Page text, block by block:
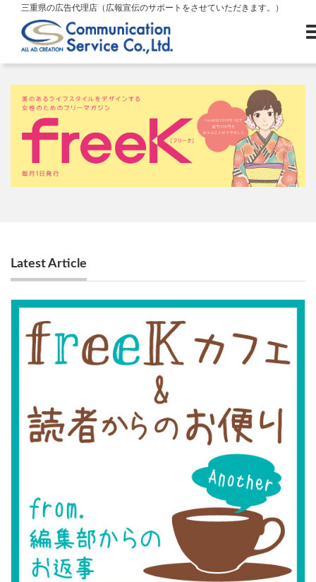
三重県の広告代理店（広報宣伝のサポートをさせていただきます。）
Latest Article